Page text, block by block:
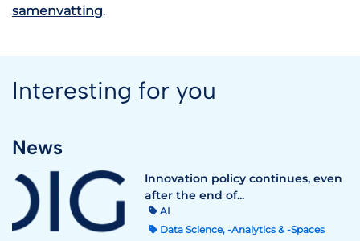
samenvatting.
Interesting for you
News
Innovation policy continues, even
after the end of...
AI
Data Science, -Analytics & -Spaces